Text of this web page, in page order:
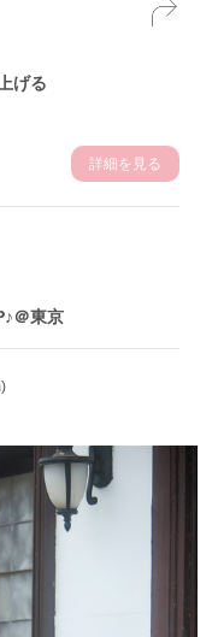
げる
詳細を見る
＠東京